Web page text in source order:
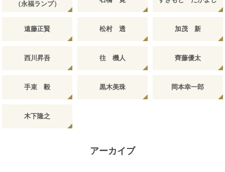
（永福ランプ）
遠藤正賢 松村 透 加茂 新
西川昇吾 往 機人 齊藤優太
手束 毅 黒木美珠 岡本幸一郎
木下隆之
アーカイブ